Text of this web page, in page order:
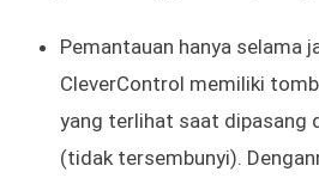
Pemantauan hanya selama
CleverControl memiliki
yang terlihat saat dipasang
(tidak tersembunyi).